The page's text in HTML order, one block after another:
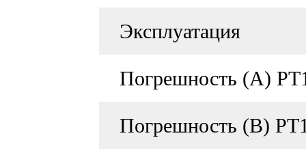
Эксплуатация
Погрешность (А)
Погрешность (В)